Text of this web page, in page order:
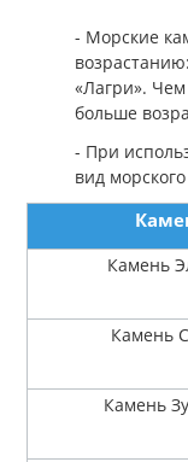
- Морские
«Лагри».
больше
- При
вид
Камень
Камень
Камень